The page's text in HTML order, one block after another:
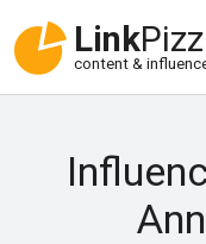
Link
content &